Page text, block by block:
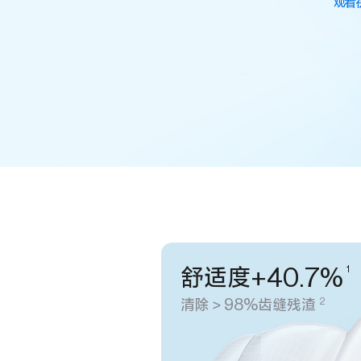
舒适度+40.7% 1
清除＞98%齿缝残渣 2